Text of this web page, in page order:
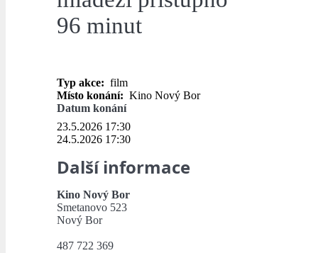
96 minut
Typ akce: film
Místo konání: Kino Nový Bor
Datum konání
23.5.2026 17:30
24.5.2026 17:30
Další informace
Kino Nový Bor
Smetanovo 523
Nový Bor
487 722 369